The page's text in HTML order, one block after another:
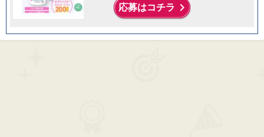
応募はコチラ keyboard_arrow_right